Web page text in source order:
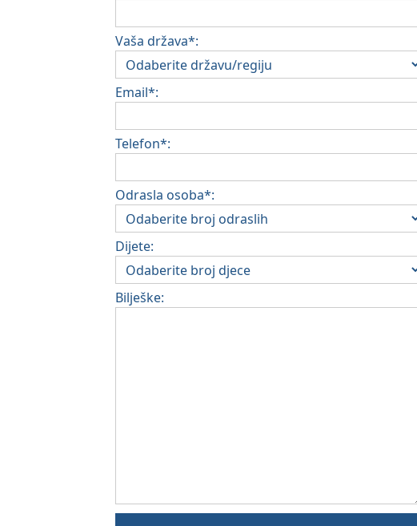
Vaša država*:
Email*:
Telefon*:
Odrasla osoba*:
Dijete:
Bilješke: